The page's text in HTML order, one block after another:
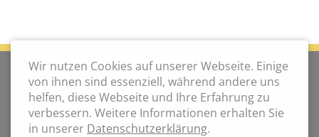
KONTAKT
Weinhof Kaiser
Am Ring 4
3131 Wetzmannsthal
Wir nutzen Cookies auf unserer Webseite. Einige
von ihnen sind essenziell, während andere uns
helfen, diese Webseite und Ihre Erfahrung zu
verbessern. Weitere Informationen erhalten Sie
in unserer Datenschutzerklärung.